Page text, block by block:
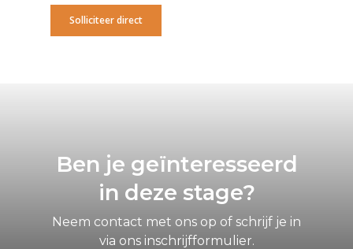
Solliciteer direct
Ben je geïnteresseerd
in deze stage?
Neem contact met ons op of schrijf je in
via ons inschrijfformulier.